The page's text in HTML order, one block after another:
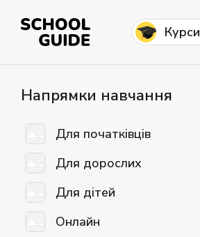
Курси
Напрямки навчання
Для початківців
Для дорослих
Для дітей
Онлайн